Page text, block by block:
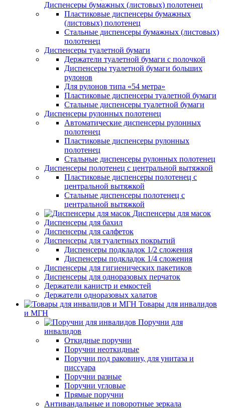
Диспенсеры бумажных (листовых) полотенец
Пластиковые диспенсеры бумажных
(листовых) полотенец
Стальные диспенсеры бумажных (листовых)
полотенец
Диспенсеры туалетной бумаги
Держатели туалетной бумаги с полочкой
Диспенсеры туалетной бумаги больших
рулонов
Для рулонов типа «54 метра»
Пластиковые диспенсеры туалетной бумаги
Стальные диспенсеры туалетной бумаги
Диспенсеры рулонных полотенец
Автоматические диспенсеры рулонных
полотенец
Пластиковые диспенсеры рулонных
полотенец
Стальные диспенсеры рулонных полотенец
Диспенсеры полотенец с центральной вытяжкой
Пластиковые диспенсеры полотенец с
центральной вытяжкой
Стальные диспенсеры полотенец с
центральной вытяжкой
Диспенсеры для масок
Диспенсеры для бахил
Диспенсеры для салфеток
Диспенсеры для туалетных покрытий
Диспенсеры подкладок 1/2 сложения
Диспенсеры подкладок 1/4 сложения
Диспенсеры для гигиенических пакетиков
Диспенсеры для одноразовых перчаток
Держатели канистр и емкостей
Держатели одноразовых халатов
Товары для инвалидов
и МГН
Поручни для
инвалидов
Откидные поручни
Поручни неоткидные
Поручни под раковину, для унитаза и
писсуара
Поручни разные
Поручни угловые
Прямые поручни
Антивандальные и поворотные зеркала